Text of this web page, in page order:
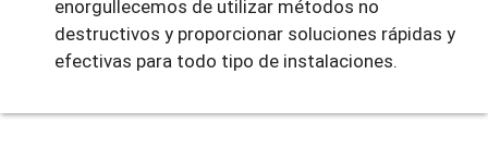
enorgullecemos de utilizar métodos no
destructivos y proporcionar soluciones rápidas y
efectivas para todo tipo de instalaciones.